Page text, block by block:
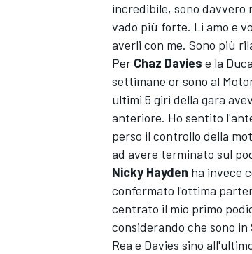
incredibile, sono davvero
vado più forte. Li amo e
averli con me. Sono più
Per Chaz Davies e la
settimane or sono al
ultimi 5 giri della gara
anteriore. Ho sentito
perso il controllo della
ad avere terminato sul
Nicky Hayden ha invece
confermato l'ottima
centrato il mio primo
considerando che sono
Rea e Davies sino